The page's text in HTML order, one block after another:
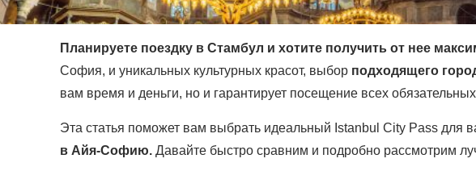
Планируете поездку в Стамбул и хотите получить от нее
София, и уникальных культурных красот, выбор подходящего
вам время и деньги, но и гарантирует посещение всех
Эта статья поможет вам выбрать идеальный Istanbul City Pass для
в Айя-Софию.Давайте быстро сравним и подробно рассмотрим